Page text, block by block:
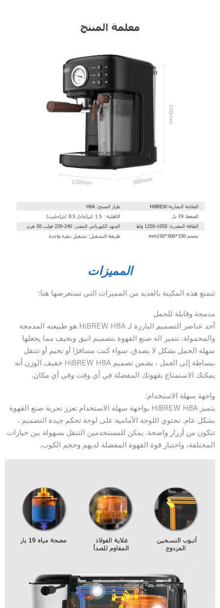
المميزات
تتمتع هذه المكينة بالعديد من المميزات التي نستعرضها هنا:
مدمجة وقابلة للحمل
أحد عناصر التصميم البارزة لـ HiBREW H8A هو طبيعته المدمجة
والمحمولة. تتميز الة صنع القهوة بتصميم انيق ونحيف مما يجعلها
سهلة الحمل بشكل لا يصدق. سواء كنت مسافرًا أو تخيم أو تتنقل
ببساطة إلى العمل ، يضمن تصميم HiBREW H8A خفيف الوزن أنه
يمكنك الاستمتاع بقهوتك المفضلة في أي وقت وفي أي مكان.
واجهة سهلة الاستخدام:
يتميز HiBREW H8A بواجهة سهلة الاستخدام تعزز تجربة صنع القهوة
بشكل عام. تحتوي اللوحة الأمامية على لوحة تحكم جيدة التصميم ،
تتكون من أزرار واضحة. يمكن للمستخدمين التنقل بسهولة بين خيارات
المختلفة، واختيار قوة القهوة المفضلة لديهم وحجم الكوب.